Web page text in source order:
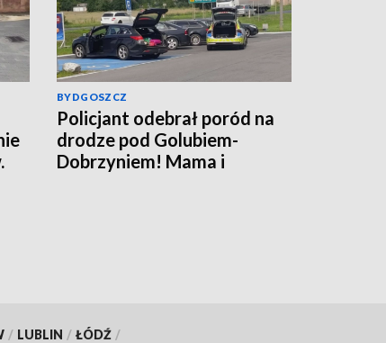
BYDGOSZCZ
Policjant odebrał poród na
drodze pod Golubiem-
Dobrzyniem! Mama i
/ LUBLIN / ŁÓDŹ /